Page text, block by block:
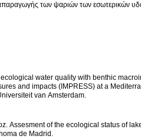
των ψαριών των εσωτερικών
with benthic macroinvertebrates, fish and supporting environmental
van Amsterdam.
Assesment of the ecological status of
de Madrid